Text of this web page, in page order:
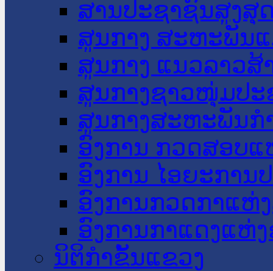
ສານປະຊາຊົນສູງສຸ
ສູນກາງ ສະຫະພັນ
ສູນກາງ ແນວລາວສ້
ສູນກາງຊາວໜຸ່ມປະ
ສູນກາງສະຫະພັນກ
ອົງການ ກວດສອບແ
ອົງການ ໄອຍະການ
ອົງການກວດກາແຫ່
ອົງການກາແດງແຫ່
ນິຕິກໍາຂັ້ນແຂວງ